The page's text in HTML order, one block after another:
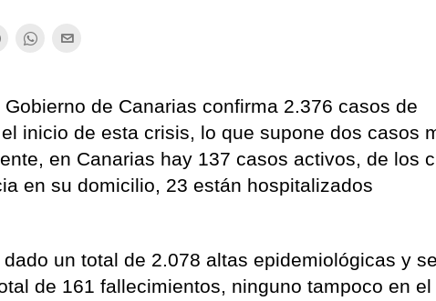
de Canarias confirma 2.376 casos de
inicio de esta crisis, lo que supone dos casos
en Canarias hay 137 casos activos, de los
en su domicilio, 23 están hospitalizados
un total de 2.078 altas epidemiológicas y
de 161 fallecimientos, ninguno tampoco en